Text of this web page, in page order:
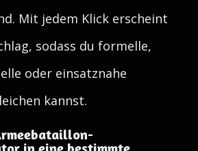
Mit jedem Klick erscheint
sodass du formelle,
oder einsatznahe
kannst.